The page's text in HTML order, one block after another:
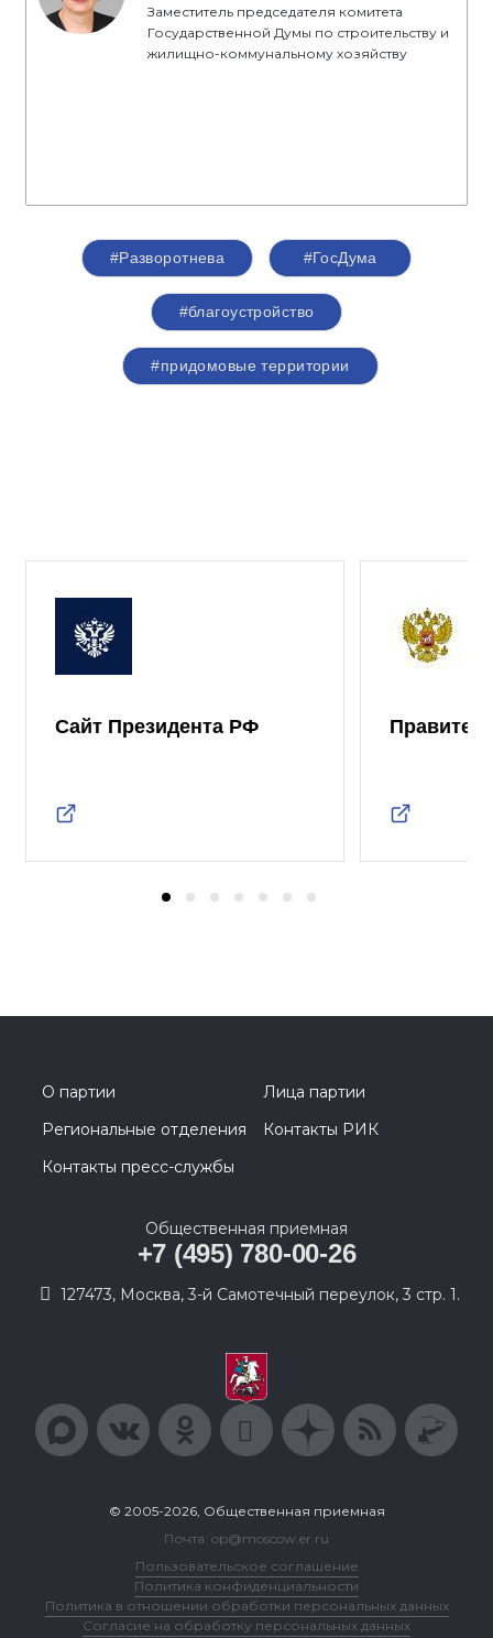
Заместитель председателя комитета
Государственной Думы по строительству и
жилищно-коммунальному хозяйству
#Разворотнева #ГосДума
#благоустройство
#придомовые территории
Сайт Президента РФ
О партии
Лица партии
Региональные отделения
Контакты РИК
Контакты пресс-службы
Общественная приемная
+7 (495) 780-00-26
127473, Москва, 3-й Самотечный переулок, 3 стр. 1.
© 2005-2026, Общественная приемная
Почта: op@moscow.er.ru
Пользовательское соглашение
Политика конфиденциальности
Политика в отношении обработки персональных данных
Согласие на обработку персональных данных